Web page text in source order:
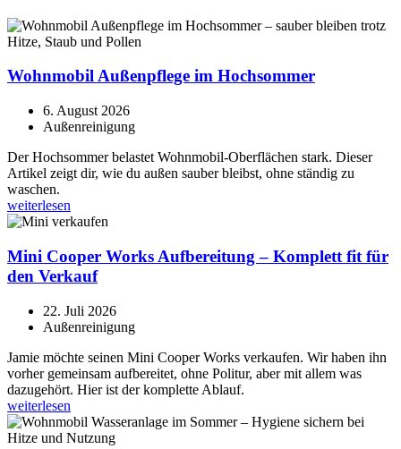
Wohnmobil Außenpflege im Hochsommer
6. August 2026
Außenreinigung
Der Hochsommer belastet Wohnmobil-Oberflächen stark. Dieser
Artikel zeigt dir, wie du außen sauber bleibst, ohne ständig zu
waschen.
weiterlesen
Mini Cooper Works Aufbereitung – Komplett fit für
den Verkauf
22. Juli 2026
Außenreinigung
Jamie möchte seinen Mini Cooper Works verkaufen. Wir haben ihn
vorher gemeinsam aufbereitet, ohne Politur, aber mit allem was
dazugehört. Hier ist der komplette Ablauf.
weiterlesen